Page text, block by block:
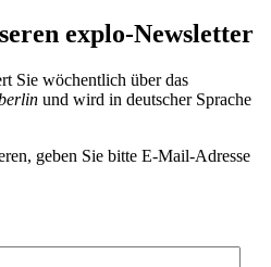
explo-Newsletter
Sie wöchentlich über das
und wird in deutscher Sprache
geben Sie bitte E-Mail-Adresse